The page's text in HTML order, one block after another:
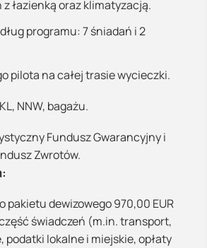
łazienką oraz klimatyzacją.
programu: 7 śniadań i 2
pilota na całej trasie wycieczki.
NNW, bagażu.
Fundusz Gwarancyjny i
Zwrotów.
pakietu dewizowego 970,00 EUR
świadczeń (m.in. transport,
podatki lokalne i miejskie, opłaty